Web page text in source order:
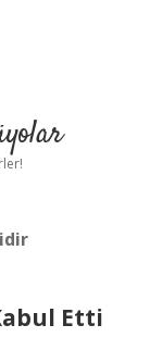
Etti